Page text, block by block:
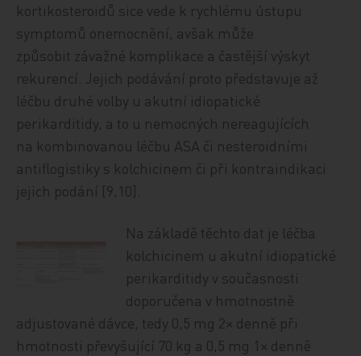
kortikosteroidů sice vede k rychlému ústupu
symptomů onemocnění, avšak může
způsobit závažné komplikace a častější výskyt
rekurencí. Jejich podávání proto představuje až
léčbu druhé volby u akutní idiopatické
perikarditidy, a to u nemocných nereagujících
na kombinovanou léčbu ASA či nesteroidními
antiflogistiky s kolchicinem či při kontraindikaci
jejich podání [9,10].
Na základě těchto dat je léčba
kolchicinem u akutní idiopatické
perikarditidy v současnosti
doporučena v hmotnostně
adjustované dávce, tedy 0,5 mg 2× denně při
hmotnosti převyšující 70 kg a 0,5 mg 1× denně